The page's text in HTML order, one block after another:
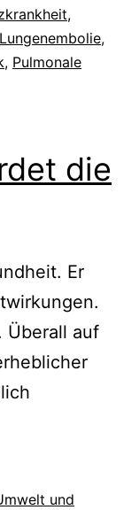
,
Lungenembolie,
, Pulmonale
die
Er
Überall auf
und